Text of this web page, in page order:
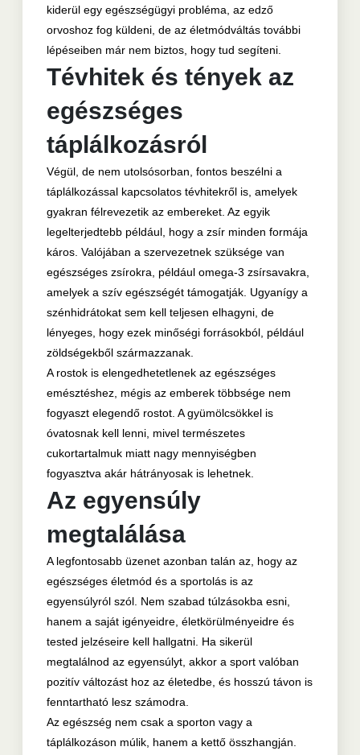
kiderül egy egészségügyi probléma, az edző
orvoshoz fog küldeni, de az életmódváltás további
lépéseiben már nem biztos, hogy tud segíteni.
Tévhitek és tények az
egészséges
táplálkozásról
Végül, de nem utolsósorban, fontos beszélni a
táplálkozással kapcsolatos tévhitekről is, amelyek
gyakran félrevezetik az embereket. Az egyik
legelterjedtebb például, hogy a zsír minden formája
káros. Valójában a szervezetnek szüksége van
egészséges zsírokra, például omega-3 zsírsavakra,
amelyek a szív egészségét támogatják. Ugyanígy a
szénhidrátokat sem kell teljesen elhagyni, de
lényeges, hogy ezek minőségi forrásokból, például
zöldségekből származzanak.
A rostok is elengedhetetlenek az egészséges
emésztéshez, mégis az emberek többsége nem
fogyaszt elegendő rostot. A gyümölcsökkel is
óvatosnak kell lenni, mivel természetes
cukortartalmuk miatt nagy mennyiségben
fogyasztva akár hátrányosak is lehetnek.
Az egyensúly
megtalálása
A legfontosabb üzenet azonban talán az, hogy az
egészséges életmód és a sportolás is az
egyensúlyról szól. Nem szabad túlzásokba esni,
hanem a saját igényeidre, életkörülményeidre és
tested jelzéseire kell hallgatni. Ha sikerül
megtalálnod az egyensúlyt, akkor a sport valóban
pozitív változást hoz az életedbe, és hosszú távon is
fenntartható lesz számodra.
Az egészség nem csak a sporton vagy a
táplálkozáson múlik, hanem a kettő összhangján.